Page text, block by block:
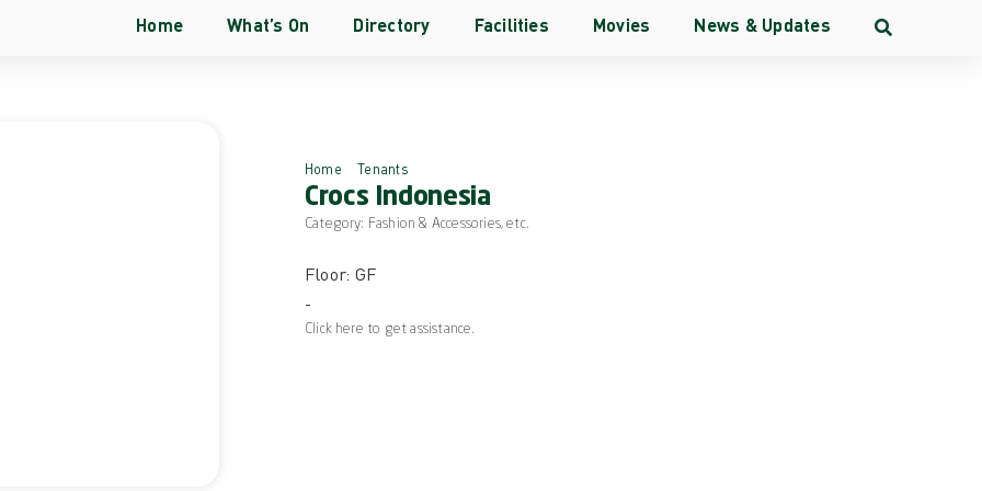
Home What’s On Directory Facilities Movies News & Updates
Home Tenants
Crocs Indonesia
Category: Fashion & Accessories, etc.
Floor: GF
-
Click here to get assistance.